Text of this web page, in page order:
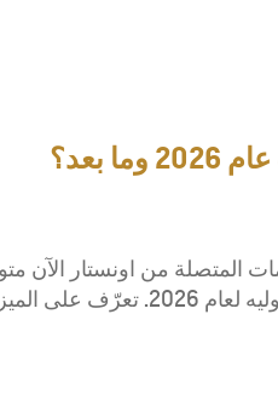
بعد؟
المتصلة من اونستار الآن
ستكون بين يديك.